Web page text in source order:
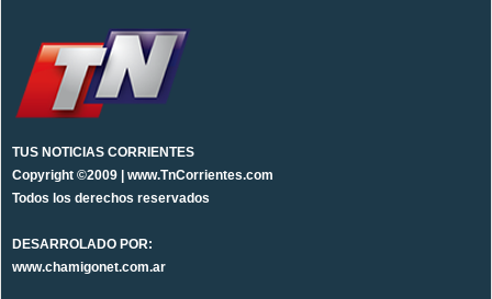
TUS NOTICIAS CORRIENTES
Copyright ©2009 | www.TnCorrientes.com
Todos los derechos reservados
DESARROLADO POR:
www.chamigonet.com.ar